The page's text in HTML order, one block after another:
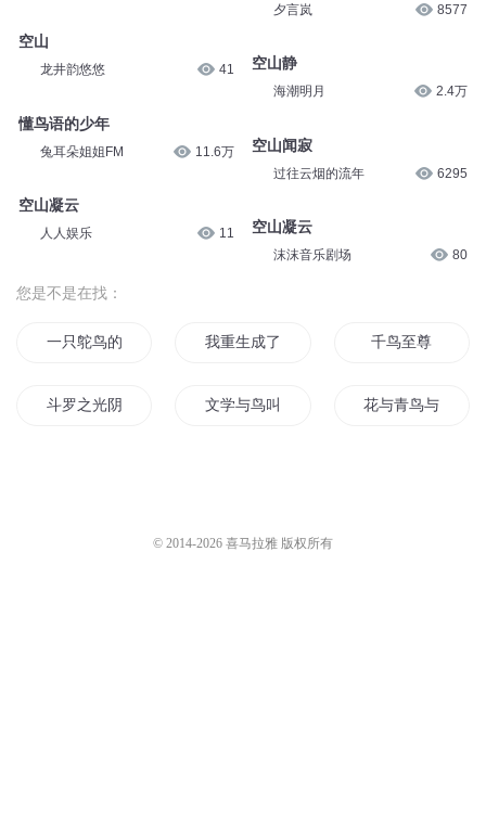
空山
龙井韵悠悠 41
懂鸟语的少年
兔耳朵姐姐FM 11.6万
空山凝云
人人娱乐 11
夕言岚 8577
空山静
海潮明月 2.4万
空山闻寂
过往云烟的流年 6295
空山凝云
沫沫音乐剧场 80
您是不是在找：
一只鸵鸟的爱情 我重生成了鸟 千鸟至尊
斗罗之光阴鸟 文学与鸟叫 花与青鸟与歌
© 2014-2026 喜马拉雅 版权所有